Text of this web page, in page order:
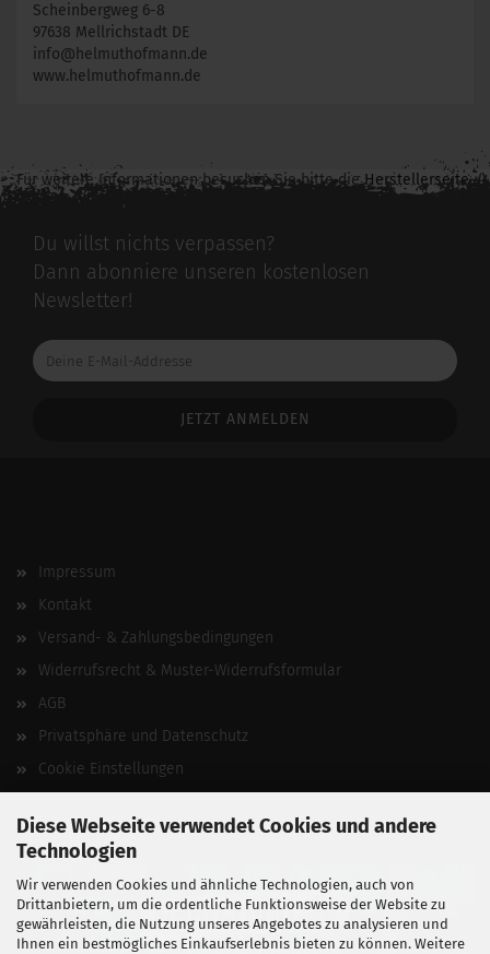
Diese Webseite verwendet Cookies und andere
Technologien
Wir verwenden Cookies und ähnliche Technologien, auch von
Drittanbietern, um die ordentliche Funktionsweise der Website zu
gewährleisten, die Nutzung unseres Angebotes zu analysieren und
Ihnen ein bestmögliches Einkaufserlebnis bieten zu können. Weitere
Scheinbergweg 6-8
97638 Mellrichstadt DE
info@helmuthofmann.de
www.helmuthofmann.de
Für weitere Informationen besuchen Sie bitte dieHerstellerseite
zu diesem Artikel.
Du willst nichts verpassen?
Dann abonniere unseren kostenlosen
Newsletter!
Deine
E-
Impressum
Kontakt
Versand- & Zahlungsbedingungen
Widerrufsrecht & Muster-Widerrufsformular
AGB
Privatsphäre und Datenschutz
Cookie Einstellungen
Vertrag widerrufen